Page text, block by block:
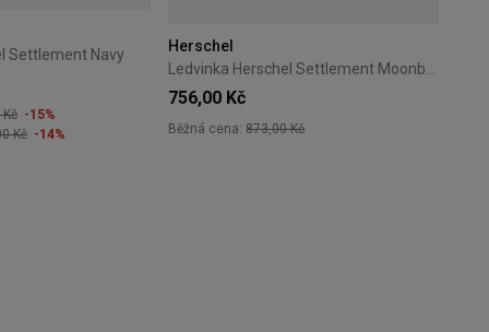
Settlement Navy
-15%
Kč -14%
Herschel
Ledvinka Herschel Settlement Moonbeam
756,00 Kč
Běžná cena:873,00 Kč